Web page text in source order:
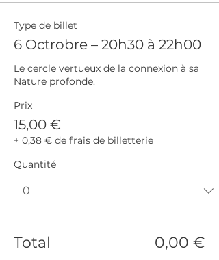
Type de billet
6 Octrobre – 20h30 à 22h00
Le cercle vertueux de la connexion à sa
Nature profonde.
Prix
15,00 €
+ 0,38 € de frais de billetterie
Quantité
Total 0,00 €